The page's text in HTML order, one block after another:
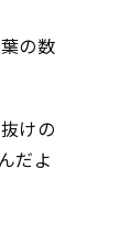
の数
けの
だよ